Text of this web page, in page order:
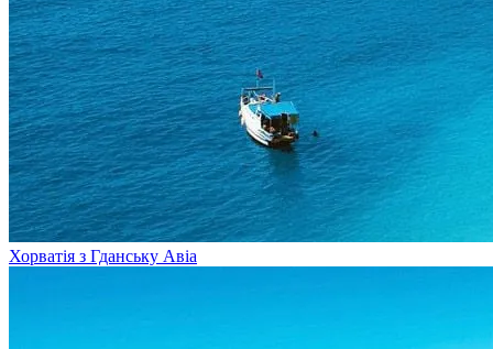
Хорватія з Гданську Авіа